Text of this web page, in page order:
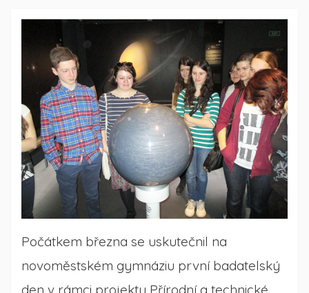
Počátkem března se uskutečnil na
novoměstském gymnáziu první badatelský
den v rámci projektu Přírodní a technické